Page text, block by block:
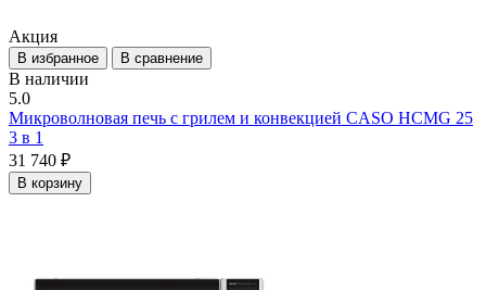
Акция
В избранное В сравнение
В наличии
5.0
Микроволновая печь с грилем и конвекцией CASO HCMG 25
3 в 1
31 740 ₽
В корзину